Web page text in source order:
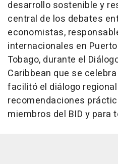
desarrollo sostenible y
central de los debates
economistas,
internacionales en
Tobago, durante el
Caribbean que se
facilitó el diálogo
recomendaciones
miembros del BID y para